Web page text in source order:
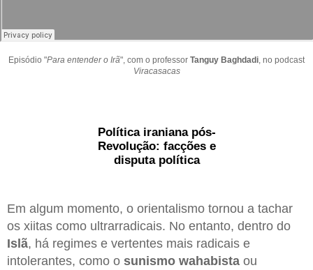
Episódio "Para entender o Irã", com o professor Tanguy Baghdadi, no podcast
Viracasacas
Política iraniana pós-
Revolução: facções e
disputa política
Em algum momento, o orientalismo tornou a tachar
os xiitas como ultrarradicais. No entanto, dentro do
Islã, há regimes e vertentes mais radicais e
intolerantes, como o sunismo wahabista ou